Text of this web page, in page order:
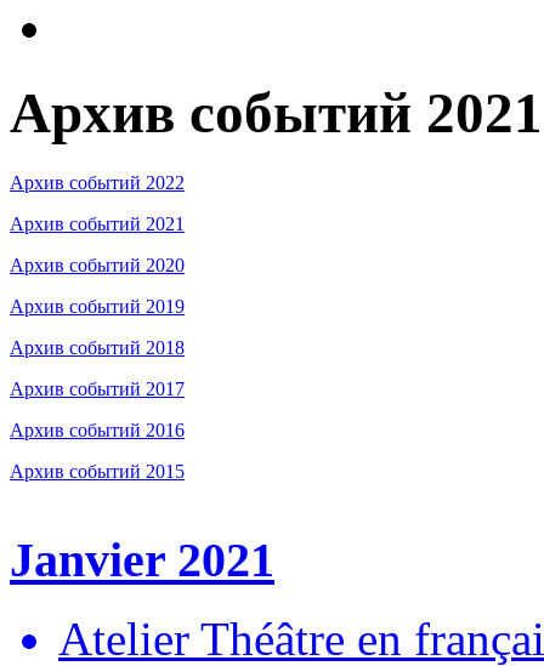
Архив событий 2021
Архив событий 2022
Архив событий 2021
Архив событий 2020
Архив событий 2019
Архив событий 2018
Архив событий 2017
Архив событий 2016
Архив событий 2015
Janvier 2021
Atelier Théâtre en